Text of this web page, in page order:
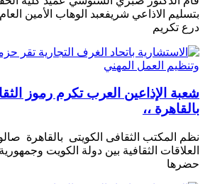
بتسليم الاذاعي شريفعبد الوهاب الأمين
درع تكريم
شعبة الإذاعين العرب تكرم رموز
بالقاهرة ،،
نظم المكتب الثقافى الكويتى بالقاهرة
العلاقات الثقافية بين دولة الكويت
حضرها